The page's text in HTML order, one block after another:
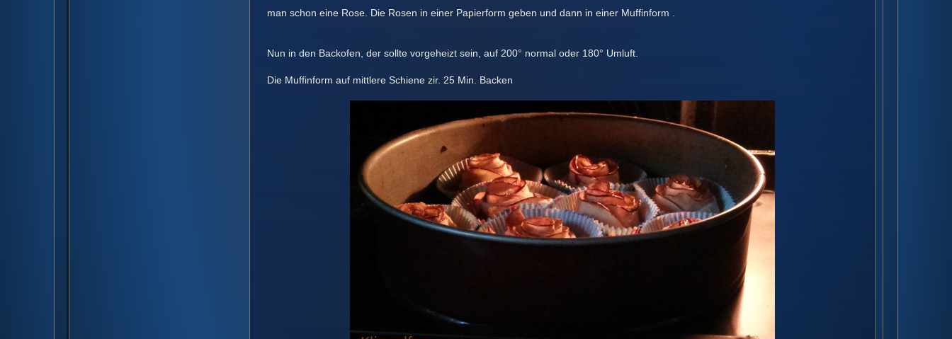
man schon eine Rose. Die Rosen in einer Papierform geben und dann in einer Muffinform .
Nun in den Backofen, der sollte vorgeheizt sein, auf 200° normal oder 180° Umluft.
Die Muffinform auf mittlere Schiene zir. 25 Min. Backen